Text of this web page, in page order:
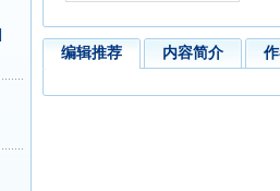
编辑推荐 内容简介